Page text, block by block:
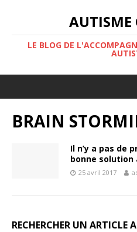
AUTISME
LE BLOG DE
BRAIN
Il n’y a pas de
bonne solution
25 avril 2017
RECHERCHER UN ARTICLE